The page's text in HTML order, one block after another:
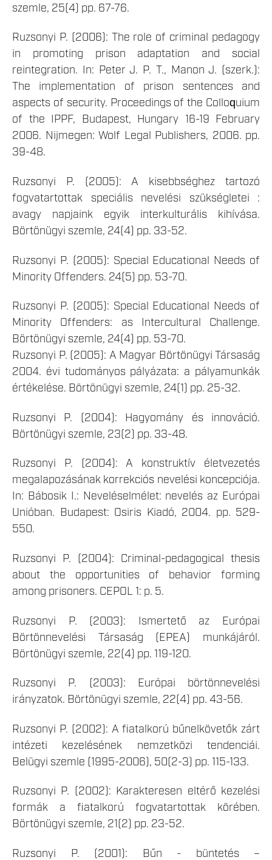
szemle, 25(4) pp. 67-76.
Ruzsonyi P. (2006): The role of criminal pedagogy
in promoting prison adaptation and social
reintegration. In: Peter J. P. T., Manon J. (szerk.):
The implementation of prison sentences and
aspects of security. Proceedings of the Colloquium
of the IPPF, Budapest, Hungary 16-19 February
2006. Nijmegen: Wolf Legal Publishers, 2006. pp.
39-48.
Ruzsonyi P. (2005): A kisebbséghez tartozó
fogvatartottak speciális nevelési szükségletei :
avagy napjaink egyik interkulturális kihívása.
Börtönügyi szemle, 24(4) pp. 33-52.
Ruzsonyi P. (2005): Special Educational Needs of
Minority Offenders. 24(5) pp. 53-70.
Ruzsonyi P. (2005): Special Educational Needs of
Minority Offenders: as Intercultural Challenge.
Börtönügyi szemle, 24(4) pp. 53-70.
Ruzsonyi P. (2005): A Magyar Börtönügyi Társaság
2004. évi tudományos pályázata: a pályamunkák
értékelése. Börtönügyi szemle, 24(1) pp. 25-32.
Ruzsonyi P. (2004): Hagyomány és innováció.
Börtönügyi szemle, 23(2) pp. 33-48.
Ruzsonyi P. (2004): A konstruktív életvezetés
megalapozásának korrekciós nevelési koncepciója.
In: Bábosik I.: Neveléselmélet: nevelés az Európai
Unióban. Budapest: Osiris Kiadó, 2004. pp. 529-
550.
Ruzsonyi P. (2004): Criminal-pedagogical thesis
about the opportunities of behavior forming
among prisoners. CEPOL 1: p. 5.
Ruzsonyi P. (2003): Ismertető az Európai
Börtönnevelési Társaság (EPEA) munkájáról.
Börtönügyi szemle, 22(4) pp. 119-120.
Ruzsonyi P. (2003): Európai börtönnevelési
irányzatok. Börtönügyi szemle, 22(4) pp. 43-56.
Ruzsonyi P. (2002): A fiatalkorú bűnelkövetők zárt
intézeti kezelésének nemzetközi tendenciái.
Belügyi szemle (1995-2006), 50(2-3) pp. 115-133.
Ruzsonyi P. (2002): Karakteresen eltérő kezelési
formák a fiatalkorú fogvatartottak körében.
Börtönügyi szemle, 21(2) pp. 23-52.
Ruzsonyi P. (2001): Bűn - büntetés –